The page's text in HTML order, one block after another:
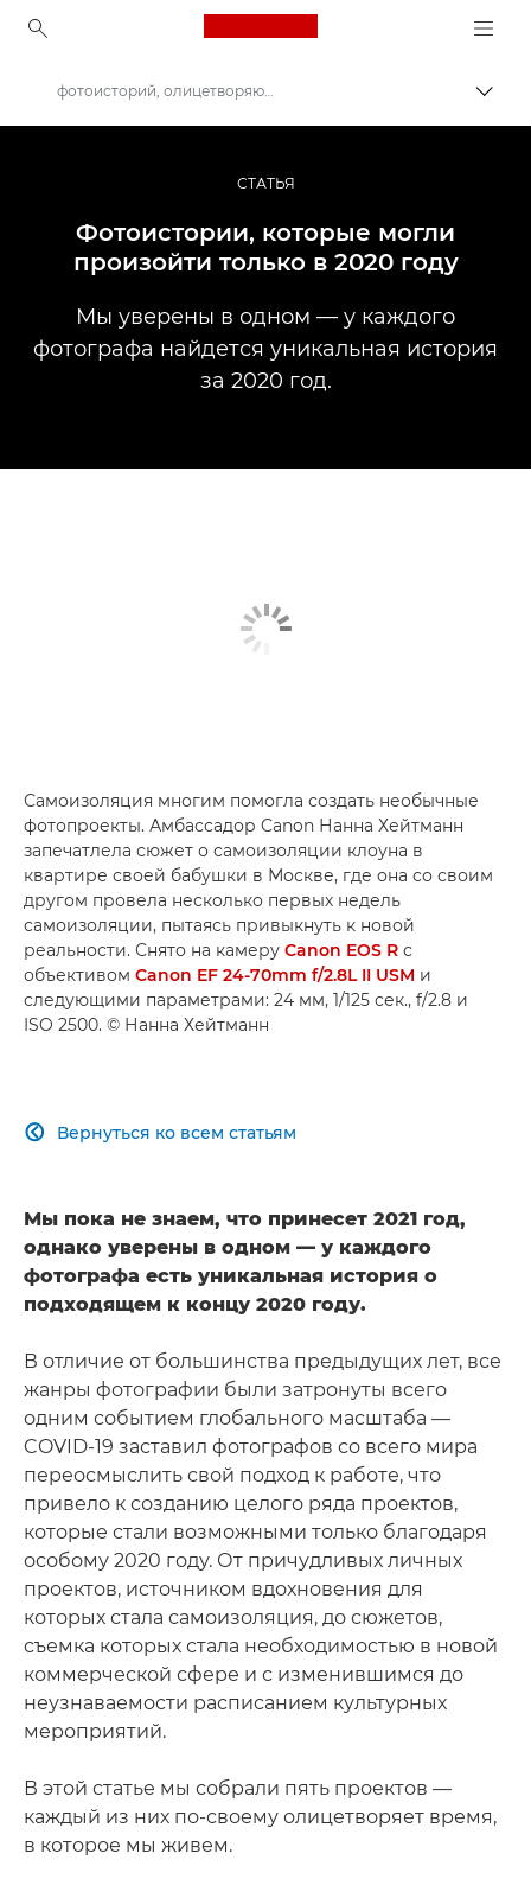
Canon Logo, back to
Профессиональная фото- и видеосъемка
Истории
фотоисторий, олицетворяющих 2020 год
СТАТЬЯ
Фотоистории, которые могли
произойти только в 2020 году
Мы уверены в одном — у каждого
фотографа найдется уникальная история
за 2020 год.
Самоизоляция многим помогла создать необычные
фотопроекты. Амбассадор Canon Нанна Хейтманн
запечатлела сюжет о самоизоляции клоуна в
квартире своей бабушки в Москве, где она со своим
другом провела несколько первых недель
самоизоляции, пытаясь привыкнуть к новой
реальности. Снято на камеру Canon EOS R с
объективом Canon EF 24-70mm f/2.8L II USM и
следующими параметрами: 24 мм, 1/125 сек., f/2.8 и
ISO 2500. © Нанна Хейтманн
Вернуться ко всем статьям

Мы пока не знаем, что принесет 2021 год,
однако уверены в одном — у каждого
фотографа есть уникальная история о
подходящем к концу 2020 году.
В отличие от большинства предыдущих лет, все
жанры фотографии были затронуты всего
одним событием глобального масштаба —
COVID-19 заставил фотографов со всего мира
переосмыслить свой подход к работе, что
привело к созданию целого ряда проектов,
которые стали возможными только благодаря
особому 2020 году. От причудливых личных
проектов, источником вдохновения для
которых стала самоизоляция, до сюжетов,
съемка которых стала необходимостью в новой
коммерческой сфере и с изменившимся до
неузнаваемости расписанием культурных
мероприятий.
В этой статье мы собрали пять проектов —
каждый из них по-своему олицетворяет время,
в которое мы живем.